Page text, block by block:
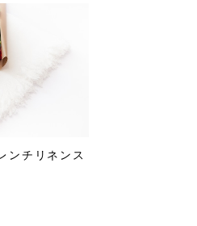
ンチリネンス